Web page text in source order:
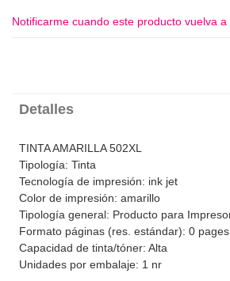
Notificarme cuando este producto vuelva a
Detalles
TINTA AMARILLA 502XL
Tipología: Tinta
Tecnología de impresión: ink jet
Color de impresión: amarillo
Tipología general: Producto para
Formato páginas (res. estándar): 0 pages
Capacidad de tinta/tóner: Alta
Unidades por embalaje: 1 nr